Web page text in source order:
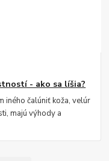
- ako sa líšia?
iného čalúniť koža, velúr
majú výhody a